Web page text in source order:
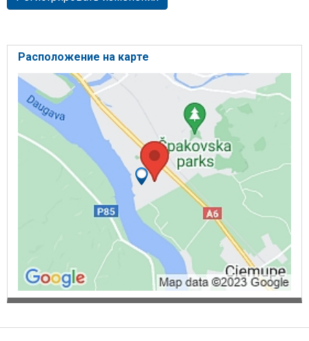
Расположение на карте